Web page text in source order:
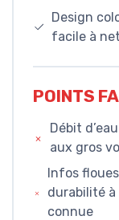
Design
facile à
POINTS
Débit
aux gros
Infos
durabilité à
connue